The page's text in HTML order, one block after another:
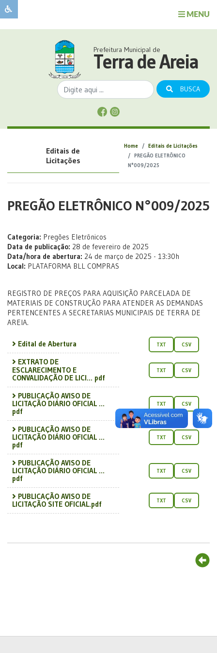
MENU
Sobre
Sobre
Prefeitura Municipal de
Terra de Areia
BUSCA
Editais de
Licitações
Home
Editais de Licitações
PREGÃO ELETRÔNICO
N°009/2025
PREGÃO ELETRÔNICO N°009/2025
Categoria: Pregões Eletrônicos
Data de publicação: 28 de fevereiro de 2025
Data/hora de abertura: 24 de março de 2025 - 13:30h
Local: PLATAFORMA BLL COMPRAS
REGISTRO DE PREÇOS PARA AQUISIÇÃO PARCELADA DE
MATERIAIS DE CONSTRUÇÃO PARA ATENDER AS DEMANDAS
PERTENCENTES A SECRETARIAS MUNICIPAIS DE TERRA DE
AREIA.
Edital de Abertura TXT CSV
EXTRATO DE
ESCLARECIMENTO E
CONVALIDAÇÃO DE LICI... pdf
TXT CSV
PUBLICAÇÃO AVISO DE
LICITAÇÃO DIÁRIO OFICIAL ...
pdf
TXT CSV
PUBLICAÇÃO AVISO DE
LICITAÇÃO DIÁRIO OFICIAL ...
pdf
TXT CSV
PUBLICAÇÃO AVISO DE
LICITAÇÃO DIÁRIO OFICIAL ...
pdf
TXT CSV
PUBLICAÇÃO AVISO DE
LICITAÇÃO SITE OFICIAL.pdf
TXT CSV